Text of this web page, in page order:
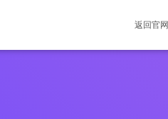
返回官网